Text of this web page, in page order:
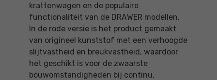
krattenwagen en de populaire
functionaliteit van de DRAWER modellen.
In de rode versie is het product gemaakt
van origineel kunststof met een verhoogde
slijtvastheid en breukvastheid, waardoor
het geschikt is voor de zwaarste
bouwomstandigheden bij continu,